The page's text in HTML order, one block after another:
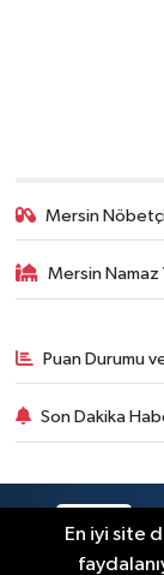
Mersin
Mersin Namaz
Puan Durumu
Son Dakika
En iyi site